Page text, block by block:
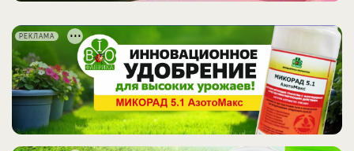
РЕКЛАМА